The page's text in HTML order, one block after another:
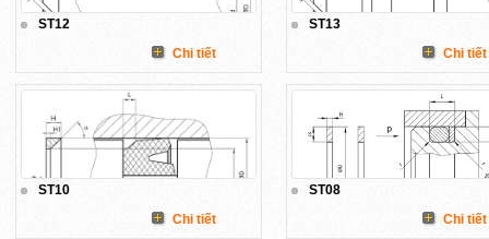
ST12
Chi tiết
ST13
Chi tiết
ST10
Chi tiết
ST08
Chi tiết